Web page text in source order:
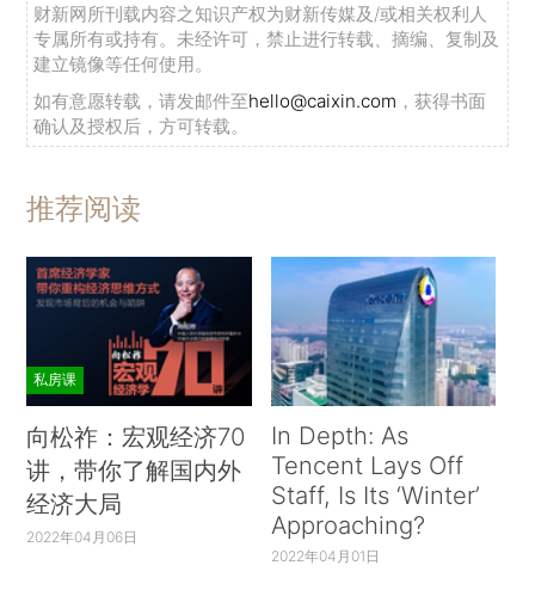
财新网所刊载内容之知识产权为财新传媒及/或相关权利人
专属所有或持有。未经许可，禁止进行转载、摘编、复制及
建立镜像等任何使用。
如有意愿转载，请发邮件至hello@caixin.com ，获得书面
确认及授权后，方可转载。
推荐阅读
私房课
向松祚：宏观经济70
讲，带你了解国内外
经济大局
2022年04月06日
In Depth: As
Tencent Lays Off
Staff, Is Its ‘Winter’
Approaching?
2022年04月01日